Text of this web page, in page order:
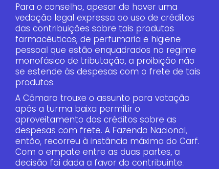
Para o conselho, apesar de haver uma
vedação legal expressa ao uso de créditos
das contribuições sobre tais produtos
farmacêuticos, de perfumaria e higiene
pessoal que estão enquadrados no regime
monofásico de tributação, a proibição não
se estende às despesas com o frete de tais
produtos.
A Câmara trouxe o assunto para votação
após a turma baixa permitir o
aproveitamento dos créditos sobre as
despesas com frete. A Fazenda Nacional,
então, recorreu à instância máxima do Carf.
Com o empate entre as duas partes, a
decisão foi dada a favor do contribuinte.